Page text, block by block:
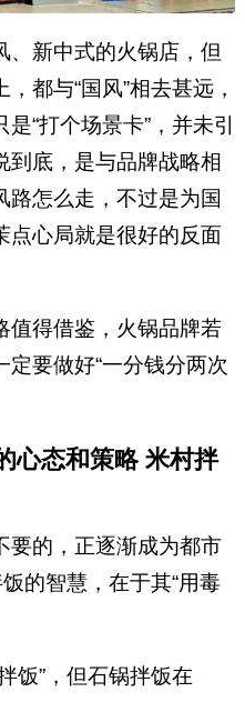
、新中式的火锅店，但
都与“国风”相去甚远，
“打个场景卡”，并未引
到底，是与品牌战略相
路怎么走，不过是为国
点心局就是很好的反面
值得借鉴，火锅品牌若
要做好“一分钱分两次
心态和策略 米村拌
要的，正逐渐成为都市
的智慧，在于其“用毒
饭”，但石锅拌饭在